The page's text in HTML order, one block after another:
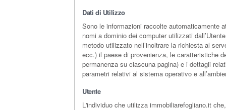
Dati di Utilizzo
Sono le informazioni raccolte automaticamente
nomi a dominio dei computer utilizzati
metodo utilizzato nell’inoltrare la richiesta al
ecc.) il paese di provenienza, le caratteristiche
permanenza su ciascuna pagina) e i dettagli
parametri relativi al sistema operativo e
Utente
L'individuo che utilizza immobiliarefogliano.it